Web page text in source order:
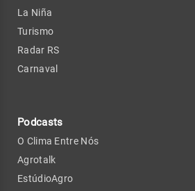
La Niña
Turismo
Radar RS
Carnaval
Podcasts
O Clima Entre Nós
Agrotalk
EstúdioAgro